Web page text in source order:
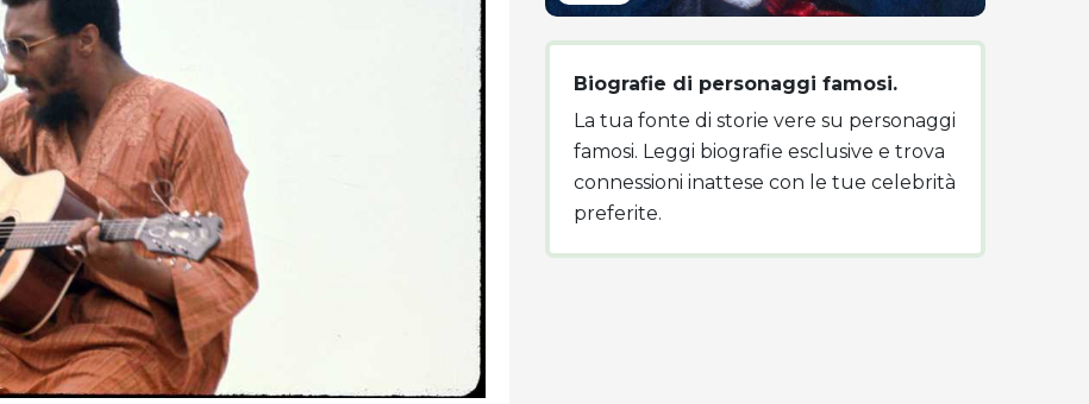
Biografie di personaggi famosi.
La tua fonte di storie vere su personaggi
famosi. Leggi biografie esclusive e trova
connessioni inattese con le tue celebrità
preferite.